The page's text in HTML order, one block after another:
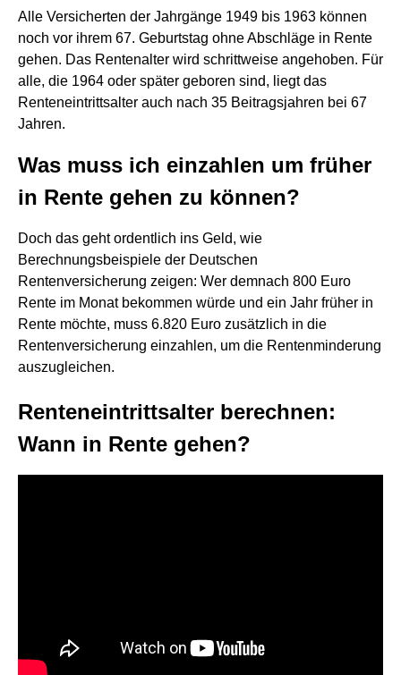
Alle Versicherten der Jahrgänge 1949 bis 1963 können
noch vor ihrem 67. Geburtstag ohne Abschläge in Rente
gehen. Das Rentenalter wird schrittweise angehoben. Für
alle, die 1964 oder später geboren sind, liegt das
Renteneintrittsalter auch nach 35 Beitragsjahren bei 67
Jahren.
Was muss ich einzahlen um früher
in Rente gehen zu können?
Doch das geht ordentlich ins Geld, wie
Berechnungsbeispiele der Deutschen
Rentenversicherung zeigen: Wer demnach 800 Euro
Rente im Monat bekommen würde und ein Jahr früher in
Rente möchte, muss 6.820 Euro zusätzlich in die
Rentenversicherung einzahlen, um die Rentenminderung
auszugleichen.
Renteneintrittsalter berechnen:
Wann in Rente gehen?